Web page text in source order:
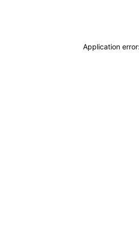
Application